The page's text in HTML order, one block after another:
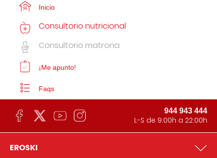
Inicio
Consultorio nutricional
Consultorio matrona
¡Me apunto!
Faqs
944 943 444
L-S de 9:00h a 22:00h
EROSKI